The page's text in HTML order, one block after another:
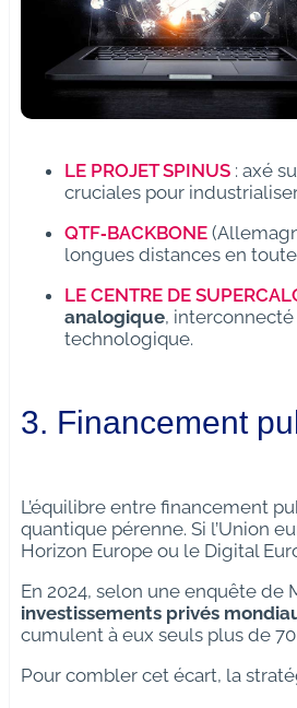
LE PROJET SPINUS : axé
cruciales pour
QTF‑BACKBONE
longues distances en
LE CENTRE DE
analogique,
technologique.
3. Financement
L’équilibre entre financement
quantique pérenne. Si l’Union
Horizon Europe ou le Digital
En 2024, selon une enquête de
investissements privés
cumulent à eux seuls plus de
Pour combler cet écart, la